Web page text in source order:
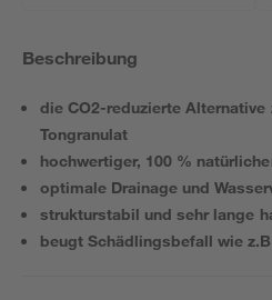
Beschreibung
die CO2-reduzierte
Tongranulat
hochwertiger, 100 %
optimale Drainage und
strukturstabil und sehr lange
beugt Schädlingsbefall wie